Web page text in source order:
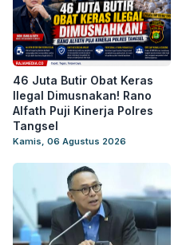
46 Juta Butir Obat Keras
Ilegal Dimusnakan! Rano
Alfath Puji Kinerja Polres
Tangsel
Kamis, 06 Agustus 2026